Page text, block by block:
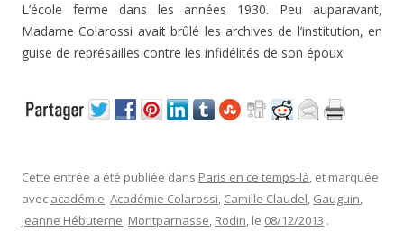
L’école ferme dans les années 1930. Peu auparavant,
Madame Colarossi avait brûlé les archives de l’institution, en
guise de représailles contre les infidélités de son époux.
Cette entrée a été publiée dans Paris en ce temps-là, et marquée
avec académie,Académie Colarossi, Camille Claudel, Gauguin,
Jeanne Hébuterne, Montparnasse, Rodin, le 08/12/2013 .